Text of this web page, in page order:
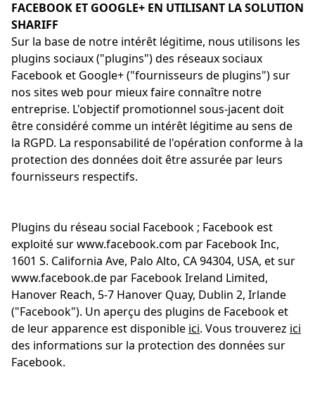
FACEBOOK ET GOOGLE+ EN UTILISANT LA SOLUTION
SHARIFF
Sur la base de notre intérêt légitime, nous utilisons les
plugins sociaux ("plugins") des réseaux sociaux
Facebook et Google+ ("fournisseurs de plugins") sur
nos sites web pour mieux faire connaître notre
entreprise. L'objectif promotionnel sous-jacent doit
être considéré comme un intérêt légitime au sens de
la RGPD. La responsabilité de l'opération conforme à la
protection des données doit être assurée par leurs
fournisseurs respectifs.
Plugins du réseau social Facebook ; Facebook est
exploité sur www.facebook.com par Facebook Inc,
1601 S. California Ave, Palo Alto, CA 94304, USA, et sur
www.facebook.de par Facebook Ireland Limited,
Hanover Reach, 5-7 Hanover Quay, Dublin 2, Irlande
("Facebook"). Un aperçu des plugins de Facebook et
de leur apparence est disponible ici. Vous trouverez ici
des informations sur la protection des données sur
Facebook.
Vérifier linstallation de cookies
ID de session
Sauvegarder les préférences
pour traitement des données
Econda Tag Manager
Cookies statistiques
Econda Analytics
Mouseflow Web Analytics Tool
Fact-Finder Tracking
Cookies de performance et de